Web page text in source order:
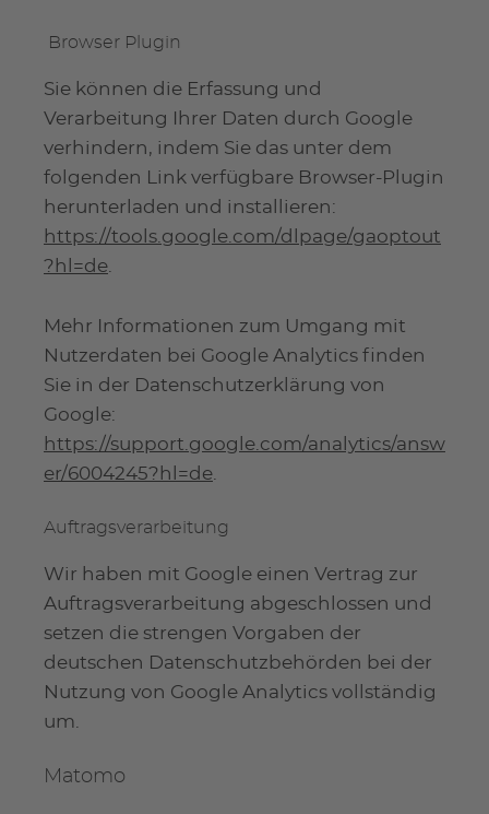
Browser Plugin
Sie können die Erfassung und
Verarbeitung Ihrer Daten durch Google
verhindern, indem Sie das unter dem
folgenden Link verfügbare Browser-Plugin
herunterladen und installieren:
https://tools.google.com/dlpage/gaoptout
?hl=de
Mehr Informationen zum Umgang mit
Nutzerdaten bei Google Analytics finden
Sie in der Datenschutzerklärung von
Google:
https://support.google.com/analytics/answ
er/6004245?hl=de
Auftragsverarbeitung
Wir haben mit Google einen Vertrag zur
Auftragsverarbeitung abgeschlossen und
setzen die strengen Vorgaben der
deutschen Datenschutzbehörden bei der
Nutzung von Google Analytics vollständig
um.
Matomo